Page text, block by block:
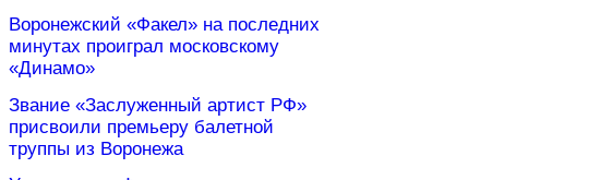
Воронежский «Факел» на последних
минутах проиграл московскому
«Динамо»
Звание «Заслуженный артист РФ»
присвоили премьеру балетной
труппы из Воронежа